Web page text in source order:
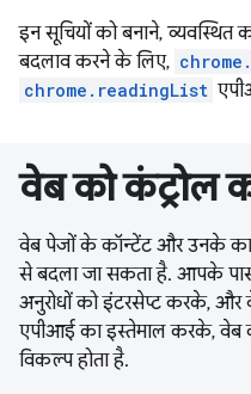
इन सूचियों को बनाने,
बदलाव करने के लिए,
chrome.readingList
वेब को कंट्रोल
वेब पेजों के कॉन्टेंट और उनके
से बदला जा सकता है. आपके
अनुरोधों को इंटरसेप्ट करके,
एपीआई का इस्तेमाल करके, वेब
विकल्प होता है.